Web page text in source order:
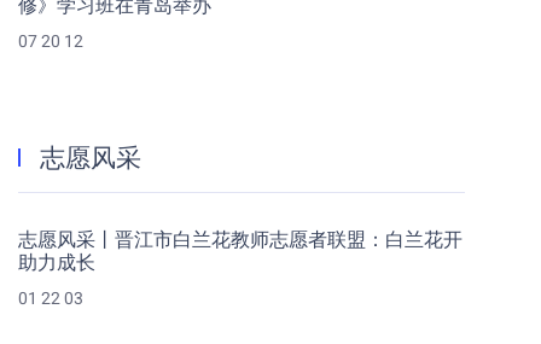
修》学习班在青岛举办
07 20 12
志愿风采
志愿风采丨晋江市白兰花教师志愿者联盟：白兰花开
助力成长
01 22 03